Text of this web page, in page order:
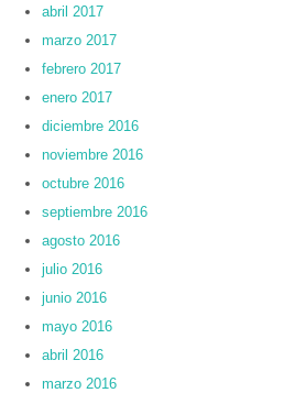
abril 2017
marzo 2017
febrero 2017
enero 2017
diciembre 2016
noviembre 2016
octubre 2016
septiembre 2016
agosto 2016
julio 2016
junio 2016
mayo 2016
abril 2016
marzo 2016